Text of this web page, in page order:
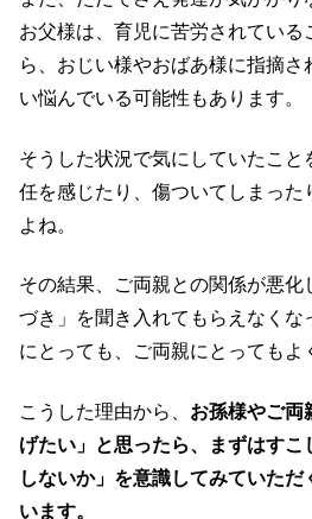
お父様は、育児に苦労されている
ら、おじい様やおばあ様に指摘
い悩んでいる可能性もあります。
そうした状況で気にしていたこ
任を感じたり、傷ついてしまった
よね。
その結果、ご両親との関係が悪
づき」を聞き入れてもらえなくな
にとっても、ご両親にとってもよ
こうした理由から、 お孫様やご両
げたい」と思ったら、まずはす
しないか」を意識してみていた
います。